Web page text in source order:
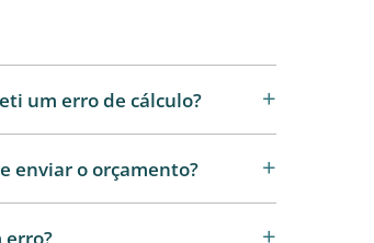
um erro de cálculo?
enviar o orçamento?